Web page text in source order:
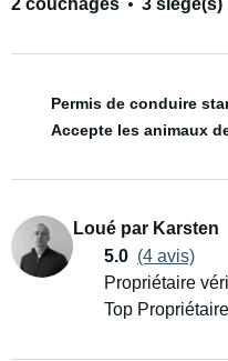
2 couchages 3 siège(s)
Permis de conduire
Accepte les animaux
Loué par Karsten
5.0 (4 avis)
Propriétaire
Top Propriétaire